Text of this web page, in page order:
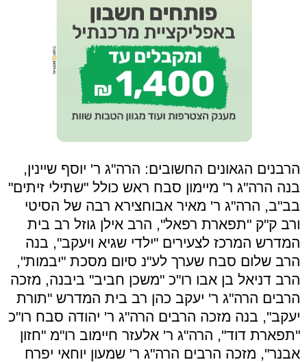
הרבנים הגאונים החשובים: הרה"ג ר' יוסף שיינין,
בנה הרה"ג ר' מיימון סבח ראש כולל "שתילי זיתים"
בב"ב, הרה"ג ר' מאיר אבוחצירא רבה של הסיטי
ורב ק"ק "תפארת רפאל", הרב אילן גוזל רב בית
המדרש המרכז לצעירים "ילדי שגיא ויעקב", בנה
הרב שלום סבח שערך לע"נ סיום מסכת "יבמות",
הרב דניאל בן אבו רו"כ "משכן חביב" ביבנה, מזכה
הרבים הרה"ג ר' יעקב כהן רב בית המדרש "תורת
יעקב", בנה מזכה הרבים הרה"ג ר' יהודה סבח רו"כ
"תפארת דוד", הרה"ג ר' אלעזר חיימוב רו"מ "חזון
אבנר", מזכה הרבים הרה"ג ר' שמעון יוחאי יפרח